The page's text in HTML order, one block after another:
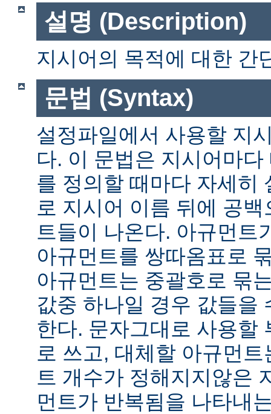
설명 (Description)
지시어의 목적에 대한 간
문법 (Syntax)
설정파일에서 사용할 지
다. 이 문법은 지시어마
를 정의할 때마다 자세히
로 지시어 이름 뒤에 공
트들이 나온다. 아규먼트
아규먼트를 쌍따옴표로
아규먼트는 중괄호로 묶
값중 하나일 경우 값들을
한다. 문자그대로 사용할
로 쓰고, 대체할 아규먼
트 개수가 정해지지않은
먼트가 반복됨을 나타내